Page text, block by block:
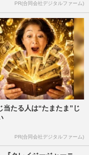
PR(合同会社デジタルファーム)
当たる人は“たまたま”じ
PR(合同会社デジタルファーム)